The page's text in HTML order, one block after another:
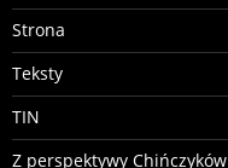
Strona
Teksty
TIN
Z perspektywy Chińczyków